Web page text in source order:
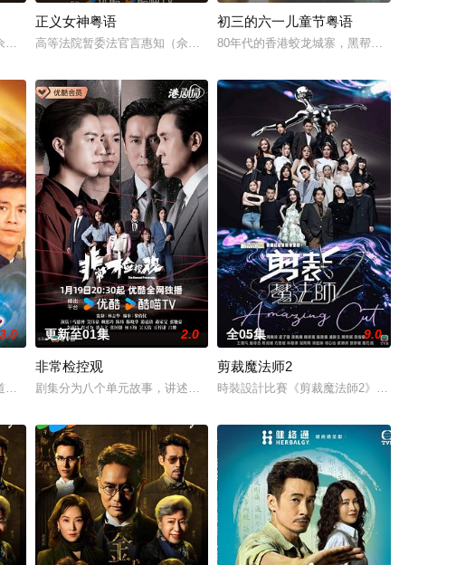
歌虽掌权却难服众。刘艳的公开平台崛起
曼 饰）正值事业高峰，但一宗案件令她人生逆转。为阻止社会出现更多“
正义女神粤语
高等法院暂委法官言惠知（佘诗曼 饰）正值事业高峰，但一宗案件令她人生逆转
初三的六一儿童节粤语
80年代的香港蛟龙城寨，黑帮横行、警界腐
寻求公
队，透过非一般的手法，为受害人寻求公
落，经济已渐陷困境。一日，生性自私的庄家二少云 (郑少秋)，抛下妻
更新至01集 2.0
非常检控观
剧集分为八个单元故事，讲述马德钟所演的非常检控观带领一众团队，透过非一
全05集 9.0
剪裁魔法师2
時裝設計比賽《剪裁魔法師2》由森美、馮盈